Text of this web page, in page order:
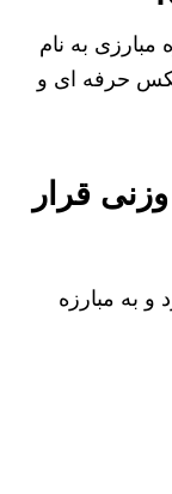
به نام
حرفه ای و
قرار
و به مبارزه